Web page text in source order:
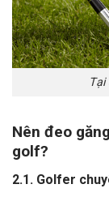
Tại
Nên đeo
golf?
2.1. Golfer